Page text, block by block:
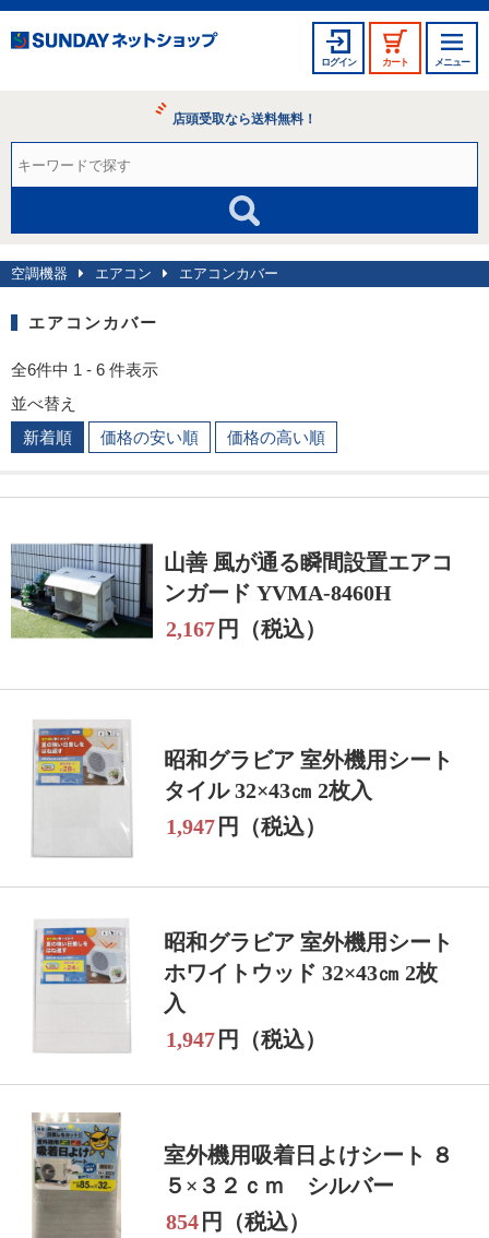
ログイン カート メニュー
店頭受取なら送料無料！
空調機器 エアコン エアコンカバー
エアコンカバー
全6件中 1 - 6 件表示
並べ替え
新着順
価格の安い順 価格の高い順
山善 風が通る瞬間設置エアコ
ンガード YVMA-8460H
2,167 円（税込）
昭和グラビア 室外機用シート
タイル 32×43㎝ 2枚入
1,947 円（税込）
昭和グラビア 室外機用シート
ホワイトウッド 32×43㎝ 2枚
入
1,947 円（税込）
室外機用吸着日よけシート ８
５×３２ｃｍ シルバー
854 円（税込）